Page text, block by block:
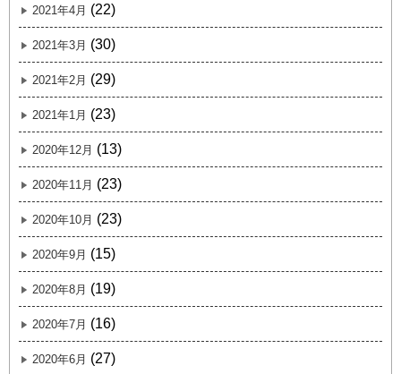
2021年4月 (22)
2021年3月 (30)
2021年2月 (29)
2021年1月 (23)
2020年12月 (13)
2020年11月 (23)
2020年10月 (23)
2020年9月 (15)
2020年8月 (19)
2020年7月 (16)
2020年6月 (27)